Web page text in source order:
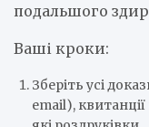
подальшого
Ваші кроки:
Зберіть усі
email),